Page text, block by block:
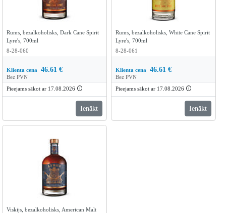
Rums, bezalkoholisks, Dark Cane Spirit
Lyre's, 700ml
8-28-060
Klienta cena 46.61 €
Bez PVN
Pieejams sākot ar 17.08.2026 🛈
Ienākt
Rums, bezalkoholisks, White Cane Spirit
Lyre's, 700ml
8-28-061
Klienta cena 46.61 €
Bez PVN
Pieejams sākot ar 17.08.2026 🛈
Ienākt
Viskijs, bezalkoholisks, American Malt